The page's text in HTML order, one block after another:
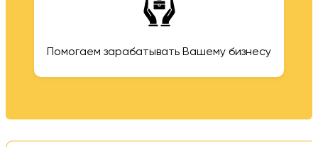
Помогаем зарабатывать Вашему бизнесу